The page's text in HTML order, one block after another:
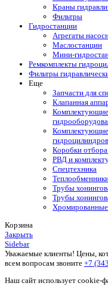
Краны
Фильтры
Гидростанции
Агрегаты
Маслостанции
Мини-
Ремкомплекты
Фильтры
Еще
Запчасти для
Клапанная
Комплектующие
Комплектующие
гидроцилиндров
Коробки
РВД и
Спецтехника
Трубы
Трубы
Корзина
Закрыть
Sidebar
Уважаемые клиенты! Цены,
всем вопросам звоните +7
Наш сайт использует cookie-